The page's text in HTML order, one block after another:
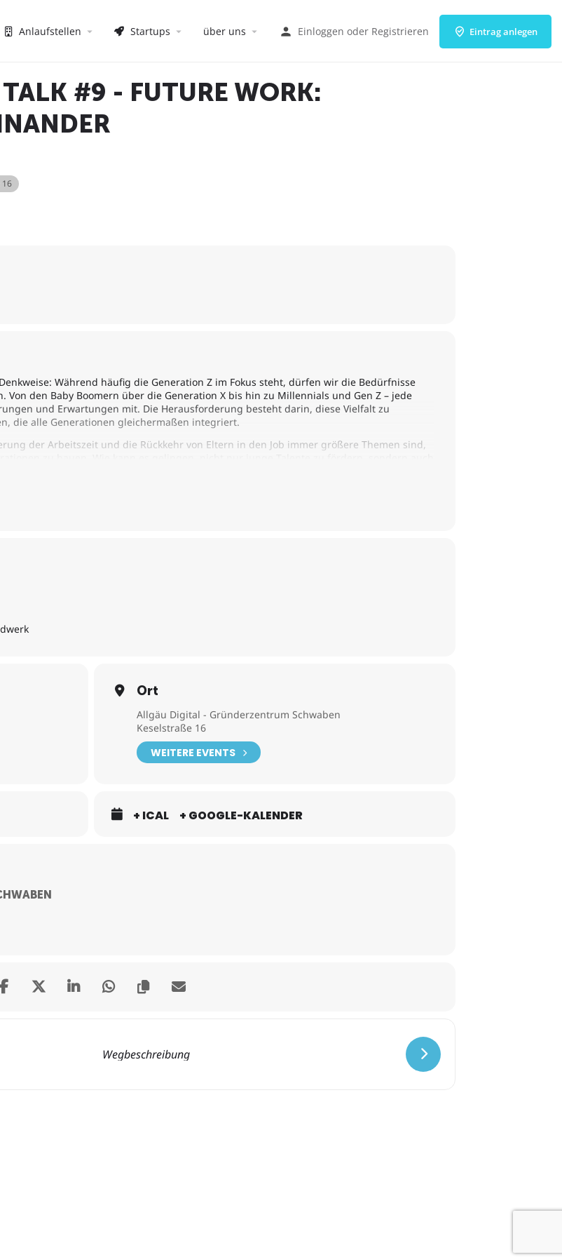
Anlaufstellen Startups über uns Einloggen oder Registrieren Eintrag anlegen
#9 - FUTURE WORK:
16
Während häufig die Generation Z im Fokus steht, dürfen wir die Bedürfnisse
den Baby Boomern über die Generation X bis hin zu Millennials und Gen Z – jede
und Erwartungen mit. Die Herausforderung besteht darin, diese Vielfalt zu
die alle Generationen gleichermaßen integriert.
der Arbeitszeit und die Rückkehr von Eltern in den Job immer größere Themen sind,
Ort
Allgäu Digital - Gründerzentrum Schwaben
Keselstraße 16
WEITERE EVENTS
+ ICAL + GOOGLE-KALENDER